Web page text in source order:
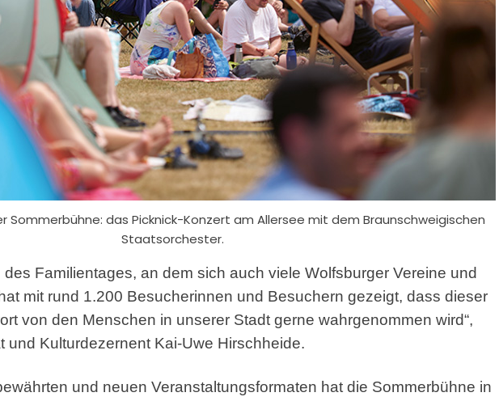
Sommerbühne: das Picknick-Konzert am Allersee mit dem Braunschweigischen
Staatsorchester.
des Familientages, an dem sich auch viele Wolfsburger Vereine und
mit rund 1.200 Besucherinnen und Besuchern gezeigt, dass dieser
von den Menschen in unserer Stadt gerne wahrgenommen wird“,
und Kulturdezernent Kai-Uwe Hirschheide.
und neuen Veranstaltungsformaten hat die Sommerbühne in